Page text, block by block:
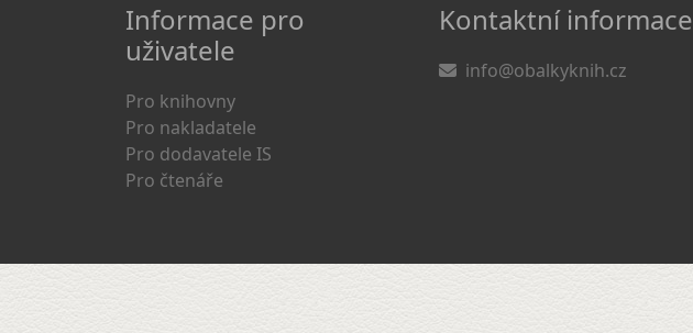
Informace pro
uživatele
Pro knihovny
Pro nakladatele
Pro dodavatele IS
Pro čtenáře
Kontaktní informace
info@obalkyknih.cz